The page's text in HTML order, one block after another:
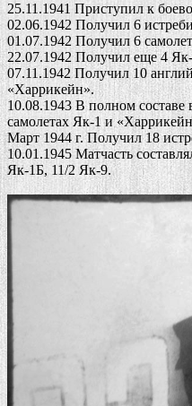
25.11.1941 Приступил к
02.06.1942 Получил 6
01.07.1942 Получил 6
22.07.1942 Получил еще 4
07.11.1942 Получил 10
«Харрикейн».
10.08.1943 В полном составе
самолетах Як-1 и
Март 1944 г. Получил 18
10.01.1945 Матчасть
Як-1Б, 11/2 Як-9.